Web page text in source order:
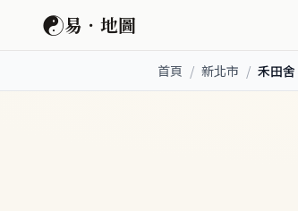
☯易．地圖
首頁 / 新北市 / 禾田舍